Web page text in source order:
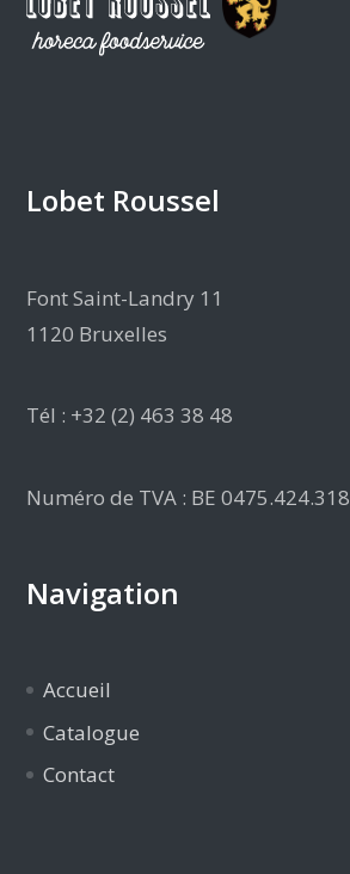
Lobet Roussel
Font Saint-Landry 11
1120 Bruxelles
Tél : +32 (2) 463 38 48
Numéro de TVA : BE 0475.424.318
Navigation
Accueil
Catalogue
Contact